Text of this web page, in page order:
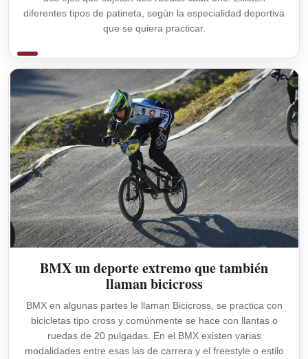
diferentes tipos de patineta, según la especialidad deportiva
que se quiera practicar.
BMX un deporte extremo que también
llaman bicicross
BMX en algunas partes le llaman Bicicross, se practica con
bicicletas tipo cross y comúnmente se hace con llantas o
ruedas de 20 pulgadas. En el BMX existen varias
modalidades entre esas las de carrera y el freestyle o estilo